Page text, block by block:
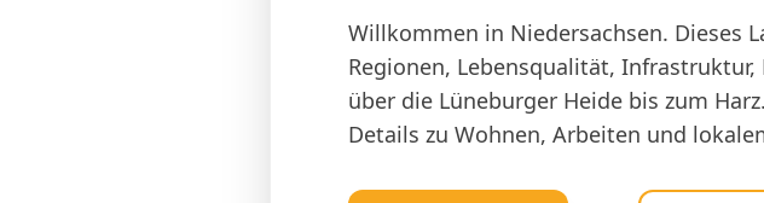
Willkommen in Niedersachsen. Dieses
Regionen, Lebensqualität,
über die Lüneburger Heide bis zum
Details zu Wohnen, Arbeiten und